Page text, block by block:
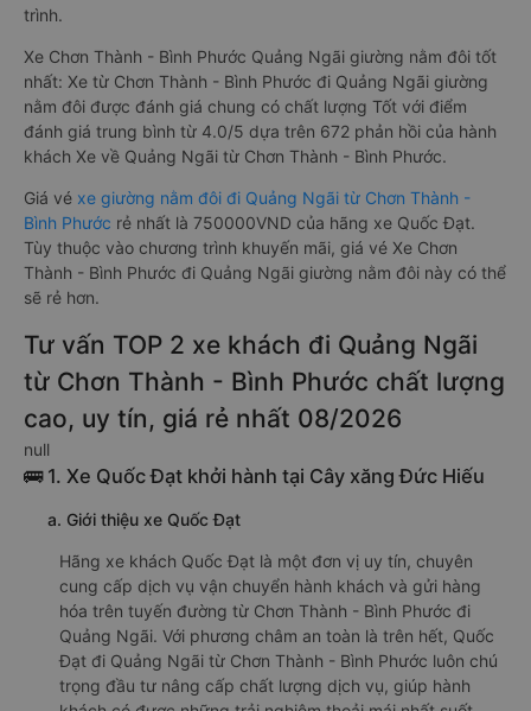
đôi đi Quảng Ngãi có nhiều ưu điểm và tiện nghi vượt trội.
Màn hình LCD với hàng nghìn bộ phim giải trí, wifi, và nước
uống và chăn đắp miễn phí phục vụ hành khách suốt hành
trình.
Xe Chơn Thành - Bình Phước Quảng Ngãi giường nằm đôi tốt
nhất: Xe từ Chơn Thành - Bình Phước đi Quảng Ngãi giường
nằm đôi được đánh giá chung có chất lượng Tốt với điểm
đánh giá trung bình từ 4.0/5 dựa trên 672 phản hồi của hành
khách Xe về Quảng Ngãi từ Chơn Thành - Bình Phước.
Giá vé
xe giường nằm đôi đi Quảng Ngãi từ Chơn Thành -
Bình Phước
Tùy thuộc vào chương trình khuyến mãi, giá vé Xe Chơn
Thành - Bình Phước đi Quảng Ngãi giường nằm đôi này có thể
sẽ rẻ hơn.
Tư vấn TOP 2 xe khách đi Quảng Ngãi
từ Chơn Thành - Bình Phước chất lượng
cao, uy tín, giá rẻ nhất 08/2026
🚌 1. Xe Quốc Đạt khởi hành tại Cây xăng Đức Hiếu
a. Giới thiệu xe Quốc Đạt
Hãng xe khách Quốc Đạt là một đơn vị uy tín, chuyên
cung cấp dịch vụ vận chuyển hành khách và gửi hàng
hóa trên tuyến đường từ Chơn Thành - Bình Phước đi